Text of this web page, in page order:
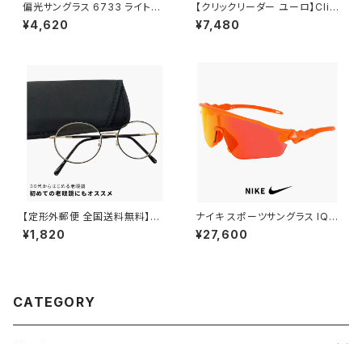
偏光サングラス 6733 ライトカ
ラー レンズ サングラス アウトド
ア キャンプ 釣り 運転用 ドライ
れ uvカット 紫外線対策 ボスト
¥4,620
【クリックリーダー ユーロ】Clic
Readers Euro 老眼鏡 リーデ
ィンググラス シニアグラス 既製
¥7,480
【定形外郵便 全国送料無料】老
眼鏡 rd9099 おしゃれ レディ
ース メンズ ユニセックス モデル
リーディンググラス テレワーク
0
¥1,820
ナイキ スポーツサングラス IQ9
341X 819 NIKE ACG VISTA
PEAK サングラス 大きめ 大きい
¥27,600
CATEGORY